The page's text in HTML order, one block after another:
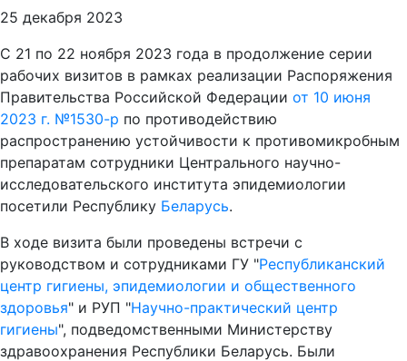
25 декабря 2023
С 21 по 22 ноября 2023 года в продолжение серии
рабочих визитов в рамках реализации Распоряжения
Правительства Российской Федерации от 10 июня
2023 г. №1530-р по противодействию
распространению устойчивости к противомикробным
препаратам сотрудники Центрального научно-
исследовательского института эпидемиологии
посетили Республику Беларусь.
В ходе визита были проведены встречи с
руководством и сотрудниками ГУ "Республиканский
центр гигиены, эпидемиологии и общественного
здоровья" и РУП "Научно-практический центр
гигиены", подведомственными Министерству
здравоохранения Республики Беларусь. Были